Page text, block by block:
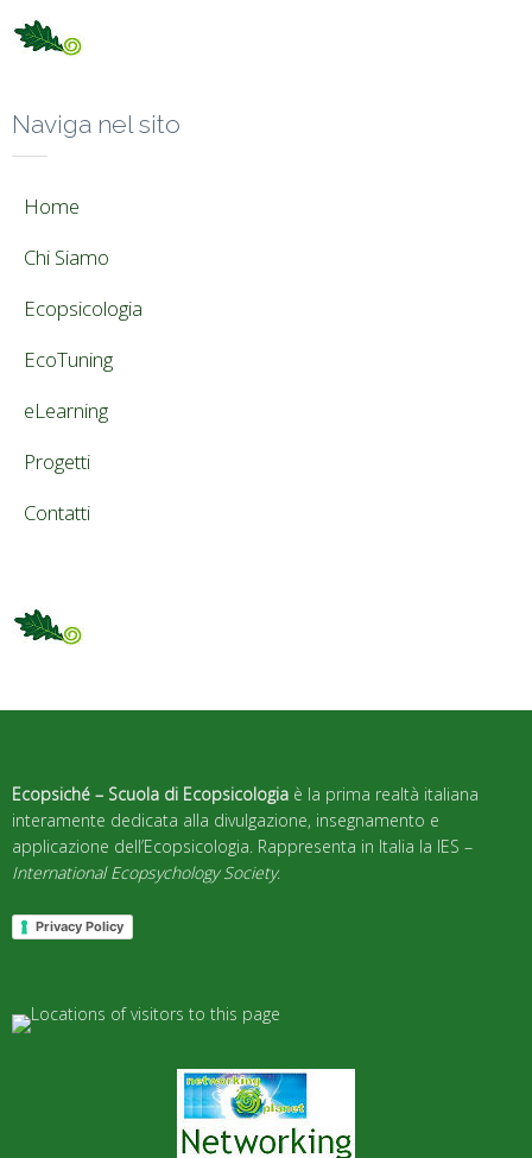
Naviga nel sito
Home
Chi Siamo
Ecopsicologia
EcoTuning
eLearning
Progetti
Contatti
Ecopsiché – Scuola di Ecopsicologia è la prima realtà italiana
interamente dedicata alla divulgazione, insegnamento e
applicazione dell’Ecopsicologia. Rappresenta in Italia la IES –
International Ecopsychology Society.
Privacy Policy